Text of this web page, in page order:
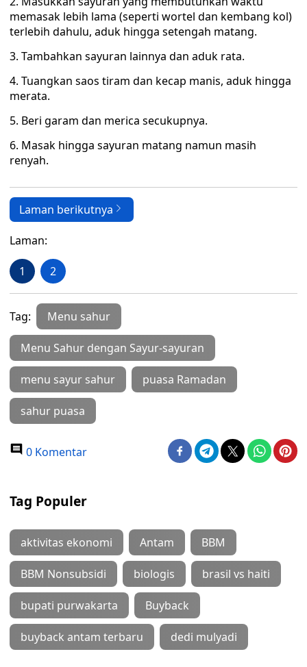
memasak lebih lama (seperti wortel dan kembang kol)
terlebih dahulu, aduk hingga setengah matang.
3. Tambahkan sayuran lainnya dan aduk rata.
4. Tuangkan saos tiram dan kecap manis, aduk hingga
merata.
5. Beri garam dan merica secukupnya.
6. Masak hingga sayuran matang namun masih
renyah.
Laman berikutnya
Laman:
1 2
Tag: Menu sahur
Menu Sahur dengan Sayur-sayuran
menu sayur sahur puasa Ramadan
sahur puasa
0 Komentar
Tag Populer
aktivitas ekonomi Antam BBM
BBM Nonsubsidi biologis brasil vs haiti
bupati purwakarta Buyback
buyback antam terbaru dedi mulyadi